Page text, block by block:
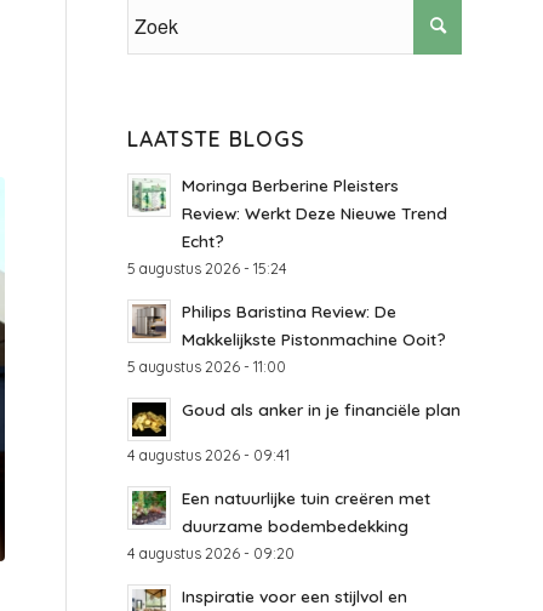
LAATSTE BLOGS
Moringa Berberine Pleisters
Review: Werkt Deze Nieuwe Trend
Echt?
5 augustus 2026 - 15:24
Philips Baristina Review: De
Makkelijkste Pistonmachine Ooit?
5 augustus 2026 - 11:00
Goud als anker in je financiële plan
4 augustus 2026 - 09:41
Een natuurlijke tuin creëren met
duurzame bodembedekking
4 augustus 2026 - 09:20
Inspiratie voor een stijlvol en